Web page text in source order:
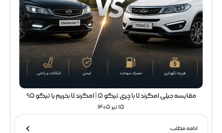
مقایسه جیلی امگرند 7 با چری تیگو 5 | امگرند 7 بخریم یا تیگو 5؟
15 تیر 1405
ادامه مطلب